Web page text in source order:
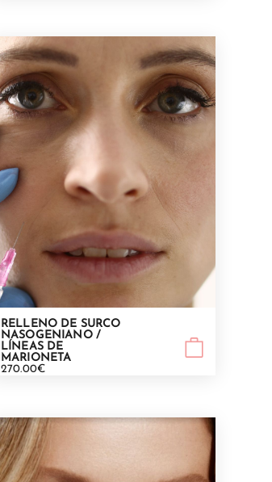
RELLENO DE SURCO
NASOGENIANO /
LÍNEAS DE
MARIONETA
270.00€